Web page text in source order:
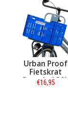
Urban Proof
Fietskrat
Recycled 30L
Royal Blue
€16,95